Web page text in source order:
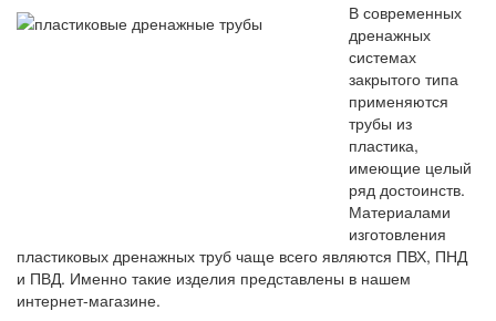
В современных
дренажных
системах
закрытого типа
применяются
трубы из
пластика,
имеющие целый
ряд достоинств.
Материалами
изготовления
пластиковых дренажных труб чаще всего являются ПВХ, ПНД
и ПВД. Именно такие изделия представлены в нашем
интернет-магазине.